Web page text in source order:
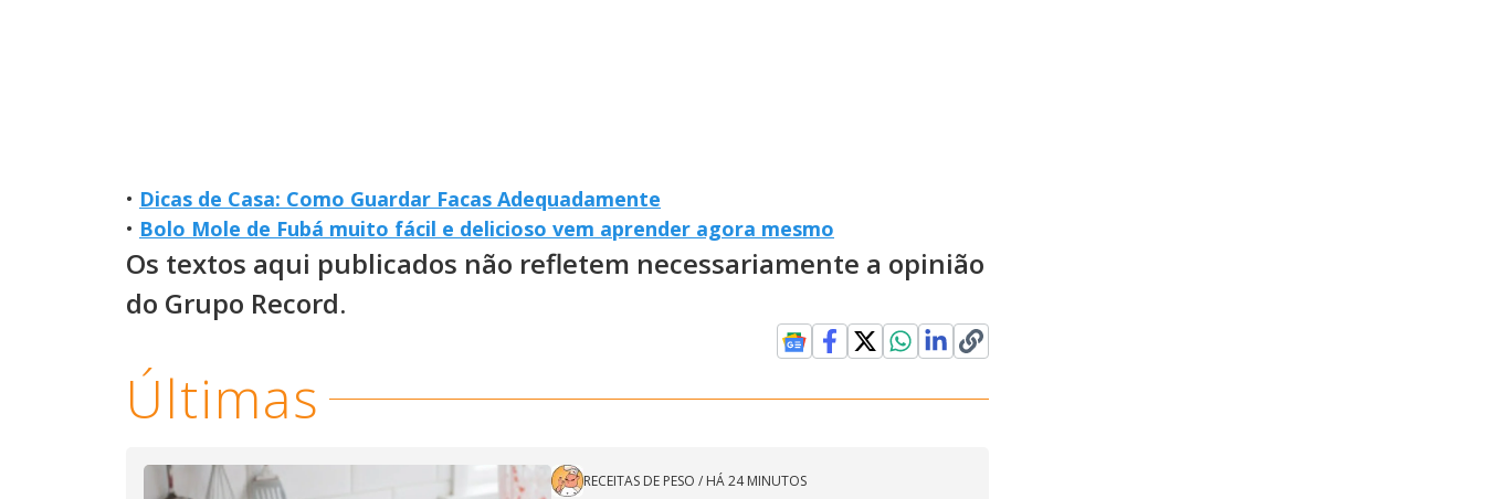
• Dicas de Casa: Como Guardar Facas Adequadamente
• Bolo Mole de Fubá muito fácil e delicioso vem aprender agora mesmo
Os textos aqui publicados não refletem necessariamente a opinião
do Grupo Record.
Últimas
RECEITAS DE PESO / HÁ 24 MINUTOS